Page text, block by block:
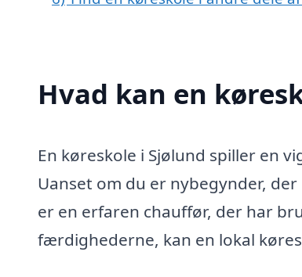
Hvad kan en
En køreskole i Sjølund spiller en
Uanset om du er nybegynder,
er en erfaren chauffør, der har
færdighederne, kan en lokal